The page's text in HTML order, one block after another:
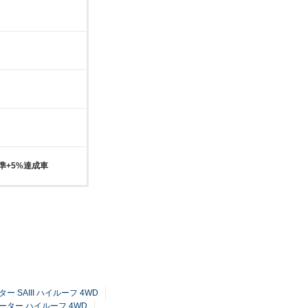
+5%達成車
ー SAIII ハイルーフ 4WD
ター ハイルーフ 4WD